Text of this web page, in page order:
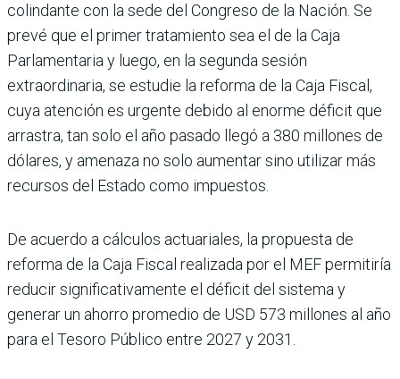
colin­dante con la sede del Con­greso de la Nación. Se
prevé que el primer tratamiento sea el de la Caja
Parlamentaria y luego, en la segunda sesión
extraordinaria, se estudie la reforma de la Caja Fiscal,
cuya atención es urgente debido al enorme déficit que
arrastra, tan solo el año pasado llegó a 380 millones de
dólares, y amenaza no solo aumentar sino utilizar más
recursos del Estado como impuestos.
De acuerdo a cálculos actuariales, la propuesta de
reforma de la Caja Fiscal realizada por el MEF per­mitiría
reducir significativa­mente el déficit del sistema y
generar un ahorro promedio de USD 573 millones al año
para el Tesoro Público entre 2027 y 2031.